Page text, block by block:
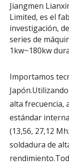
Jiangmen
Limited, es el
investigación,
series de
1kw~180kw
Importamos
alta frecuencia,
estándar
(13,56, 27,12
soldadura de